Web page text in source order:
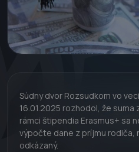
Súdny dvor Rozsudkom vo
16.01.2025 rozhodol, že
rámci štipendia Erasmus+ sa
výpočte dane z príjmu
odkázaný.